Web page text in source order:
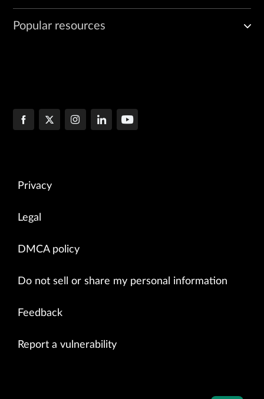
/etc/aos-auth/secret_key
/etc/aos-credential/secret_key
Signature Verified Successfully
Verified.
⠿ Container aos_controller_1  Started
admin@aos-server:~$
Popular resources
Privacy
Legal
DMCA policy
Do not sell or share my personal information
Feedback
Report a vulnerability